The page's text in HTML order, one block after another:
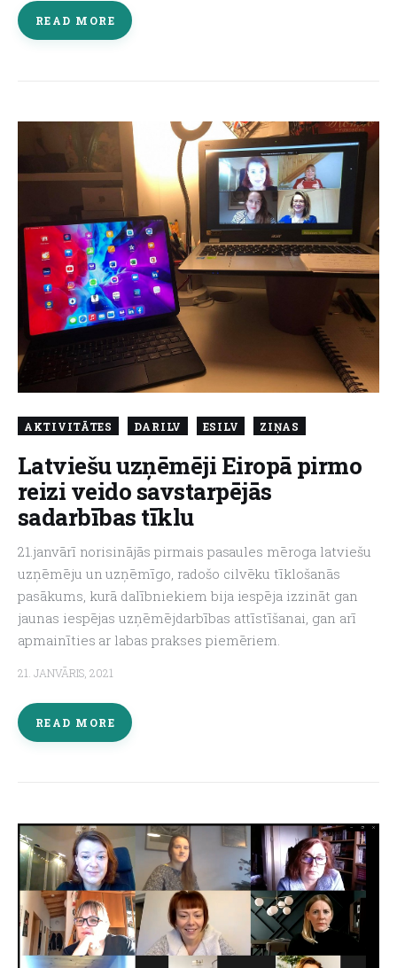
READ MORE
AKTIVITĀTES DARILV ESILV ZIŅAS
Latviešu uzņēmēji Eiropā pirmo
reizi veido savstarpējās
sadarbības tīklu
21.janvārī norisinājās pirmais pasaules mēroga latviešu
uzņēmēju un uzņēmīgo, radošo cilvēku tīklošanās
pasākums, kurā dalībniekiem bija iespēja izzināt gan
jaunas iespējas uzņēmējdarbības attīstīšanai, gan arī
apmainīties ar labas prakses piemēriem.
21. JANVĀRIS, 2021
READ MORE